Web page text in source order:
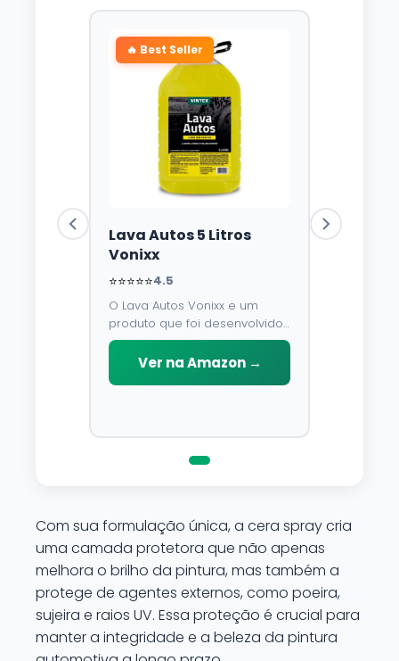
🔥 Best Seller
Lava Autos 5 Litros
Vonixx
⭐⭐⭐⭐⭐4.5
O Lava Autos Vonixx e um
produto que foi desenvolvido
para limpar, proteger e
conservar a lataria do veiculo.
Por possuir pH neutro, pode
Ver na Amazon →
Com sua formulação única, a cera spray cria
uma camada protetora que não apenas
melhora o brilho da pintura, mas também a
protege de agentes externos, como poeira,
sujeira e raios UV. Essa proteção é crucial para
manter a integridade e a beleza da pintura